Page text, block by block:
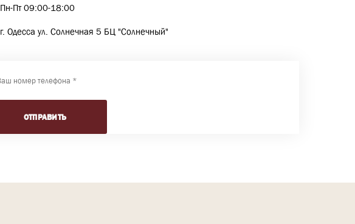
Пн-Пт 09:00-18:00
г. Одесса ул. Солнечная 5 БЦ "Солнечный"
ОТПРАВИТЬ